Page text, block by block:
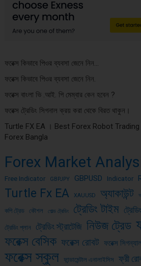
ফরেক্স কিভাবে পিওর ব্যবসা জেনে নিন…
ফরেক্স কিভাবে পিওর ব্যবসা জেনে নিন.
ফরেক্স বাংলা ভি .আই. পি মেম্বার কেন হবেন ?
ফরেক্স ট্রেডিং সিগনাল ক্রয় করা থেকে বিরত থাকুন।
Turtle FX EA । Best Forex Robot
Forex Bangla
Forex Market
Free Indicator GBPJPY GBPUSD Indicator
Turtle Fx EA XAUUSD অ্যাকাউন্ট
কপি ট্রেড কৌশল গোল্ড ট্রেডিং ট্রেডিং টাইম
ট্রেডিং প্লান ট্রেডিং স্ট্রাটেজি নিউজ ট্রেড
ফরেক্স বেসিক ফরেক্স রোবট ফরেক্স সিগন্যাল
ফরেক্স স্কুল ফান্ডামেন্টাল এনালাইসিস ফ্রী